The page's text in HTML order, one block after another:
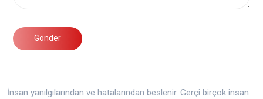
Gönder
İnsan yanılgılarından ve hatalarından beslenir. Gerçi birçok insan